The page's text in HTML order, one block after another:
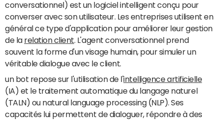
conversationnel) est un logiciel intelligent conçu pour
converser avec son utilisateur. Les entreprises utilisent en
général ce type d'application pour améliorer leur gestion
de la relation client . L'agent conversationnel prend
souvent la forme d'un visage humain, pour simuler un
véritable dialogue avec le client.
un bot repose sur l'utilisation de l'intelligence artificielle
(IA) et le traitement automatique du langage naturel
(TALN) ou natural language processing (NLP). Ses
capacités lui permettent de dialoguer, répondre à des